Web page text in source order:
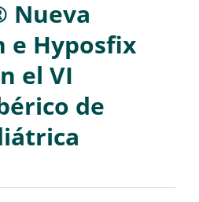
Nueva
e Hyposfix
el VI
de